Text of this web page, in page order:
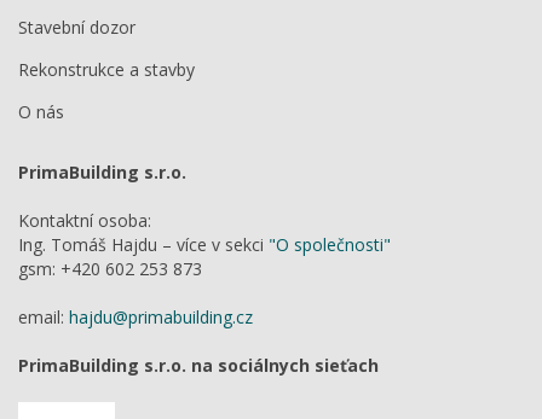
Stavební dozor
Rekonstrukce a stavby
O nás
PrimaBuilding s.r.o.
Kontaktní osoba:
Ing. Tomáš Hajdu – více v sekci "O společnosti"
gsm: +420 602 253 873
email: hajdu@primabuilding.cz
PrimaBuilding s.r.o. na sociálnych sieťach